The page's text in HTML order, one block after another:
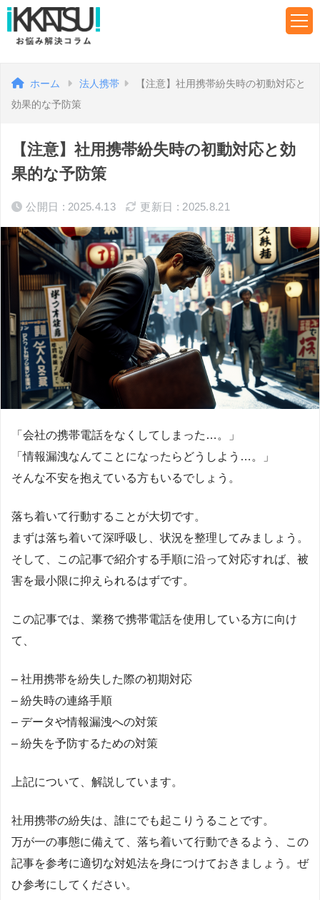
ホーム 法人携帯
【注意】社用携帯紛失時の初動対応と
効果的な予防策
【注意】社用携帯紛失時の初動対応と効
果的な予防策
公開日 : 2025.4.13 更新日 : 2025.8.21
「会社の携帯電話をなくしてしまった…。」
「情報漏洩なんてことになったらどうしよう…。」
そんな不安を抱えている方もいるでしょう。
落ち着いて行動することが大切です。
まずは落ち着いて深呼吸し、状況を整理してみましょう。
そして、この記事で紹介する手順に沿って対応すれば、被
害を最小限に抑えられるはずです。
この記事では、業務で携帯電話を使用している方に向け
て、
– 社用携帯を紛失した際の初期対応
– 紛失時の連絡手順
– データや情報漏洩への対策
– 紛失を予防するための対策
上記について、解説しています。
社用携帯の紛失は、誰にでも起こりうることです。
万が一の事態に備えて、落ち着いて行動できるよう、この
記事を参考に適切な対処法を身につけておきましょう。ぜ
ひ参考にしてください。